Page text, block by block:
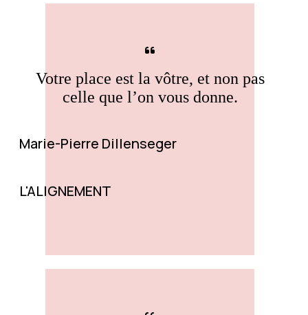
Votre place est la vôtre, et non pas
celle que l’on vous donne.
Marie-Pierre Dillenseger
L'ALIGNEMENT